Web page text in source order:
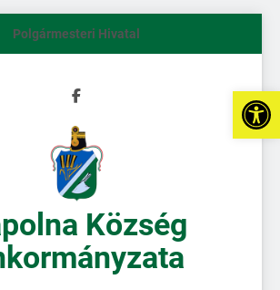
Polgármesteri Hivatal
Község